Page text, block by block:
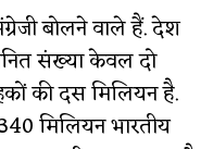
बोलने वाले हैं. देश
संख्या केवल दो
की दस मिलियन है.
मिलियन भारतीय